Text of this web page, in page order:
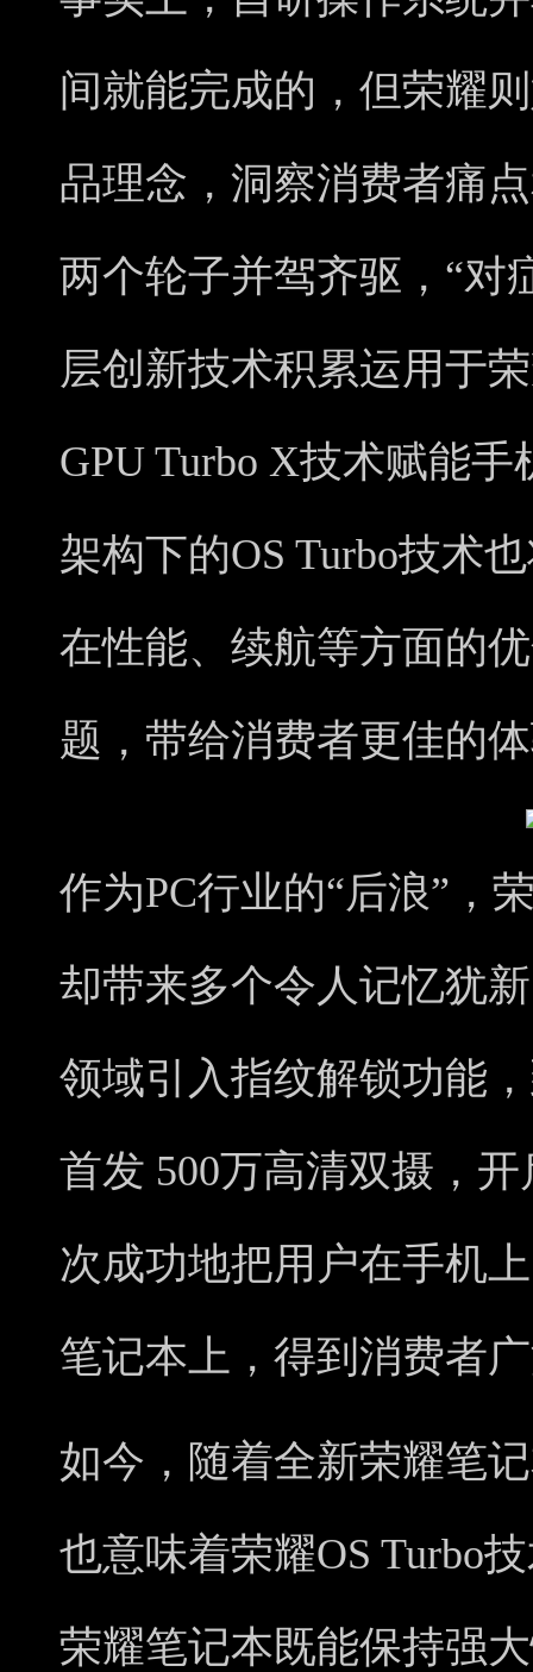
间就能完成的，但荣耀
品理念，洞察消费者痛
两个轮子并驾齐驱，“对
层创新技术积累运用于
GPU Turbo X技术赋能手
架构下的OS Turbo技术
在性能、续航等方面的
题，带给消费者更佳的
作为PC行业的“后浪”，
却带来多个令人记忆犹
领域引入指纹解锁功能
首发 500万高清双摄，
次成功地把用户在手机
笔记本上，得到消费者
如今，随着全新荣耀笔
也意味着荣耀OS Turbo
荣耀笔记本既能保持强